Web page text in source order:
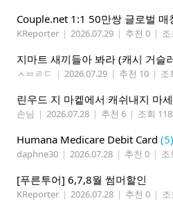
KReporter | 2026.07.29 | 추천 0 |
지마트 새끼들아 봐라 (캐시 거슬
ㅅㅂㄹㄷ | 2026.07.29 | 추천 10 | 조
린우드 지 마켙에서 캐쉬내지 마
손님 | 2026.07.28 | 추천 6 | 조회
Humana Medicare Debit Card (5)
daphne30 | 2026.07.28 | 추천 0 | 조
[푸른투어] 6,7,8월 썸머할인
KReporter | 2026.07.28 | 추천 0 |